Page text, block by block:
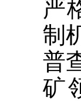
严
制
普
矿